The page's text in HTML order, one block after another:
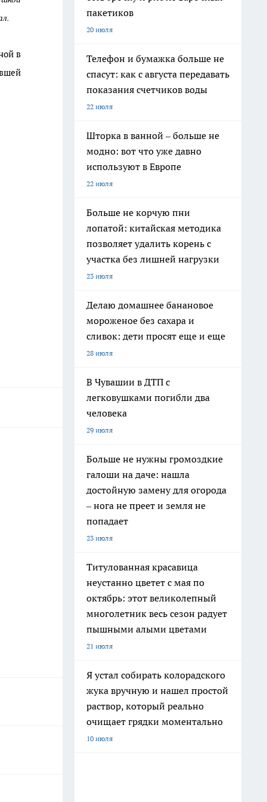
в
пакетиков
20 июля
Телефон и бумажка больше не
спасут: как с августа передавать
показания счетчиков воды
22 июля
Шторка в ванной – больше не
модно: вот что уже давно
используют в Европе
22 июля
Больше не корчую пни
лопатой: китайская методика
позволяет удалить корень с
участка без лишней нагрузки
23 июля
Делаю домашнее банановое
мороженое без сахара и
сливок: дети просят еще и еще
28 июля
В Чувашии в ДТП с
легковушками погибли два
человека
29 июля
Больше не нужны громоздкие
галоши на даче: нашла
достойную замену для огорода
– нога не преет и земля не
попадает
23 июля
Титулованная красавица
неустанно цветет с мая по
октябрь: этот великолепный
многолетник весь сезон радует
пышными алыми цветами
21 июля
Я устал собирать колорадского
жука вручную и нашел простой
раствор, который реально
очищает грядки моментально
10 июля